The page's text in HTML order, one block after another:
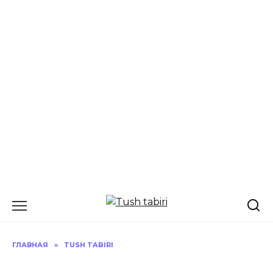
ГЛАВНАЯ » TUSH TABIRI